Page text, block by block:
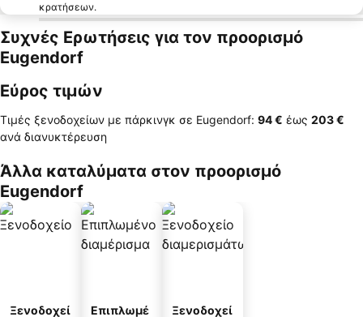
κρατήσεων.
Συχνές Ερωτήσεις για τον προορισμό
Eugendorf
Εύρος τιμών
Τιμές ξενοδοχείων με πάρκινγκ σε Eugendorf: ‎94 € έως ‎203 €
ανά διανυκτέρευση
Άλλα καταλύματα στον προορισμό
Eugendorf
Ξενοδοχεί
Επιπλωμέ
Ξενοδοχεί